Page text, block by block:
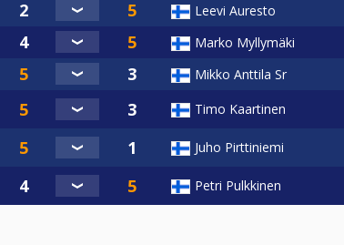
Leevi Auresto
Marko Myllymäki
Mikko Anttila Sr
Timo Kaartinen
Juho Pirttiniemi
Petri Pulkkinen